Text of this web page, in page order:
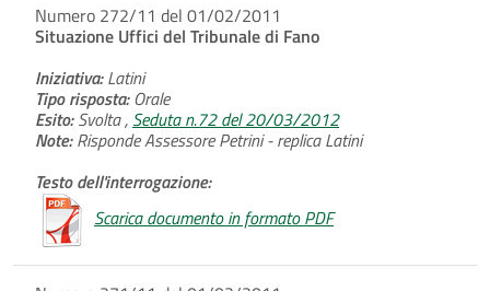
Numero 272/11 del 01/02/2011
Situazione Uffici del Tribunale di Fano
Iniziativa:Latini
Tipo risposta:Orale
Esito:Svolta , Seduta n.72 del 20/03/2012
Note:Risponde Assessore Petrini - replica Latini
Testo dell'interrogazione:
Scarica documento in formato PDF